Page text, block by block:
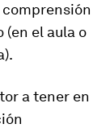
el aula o
a tener en